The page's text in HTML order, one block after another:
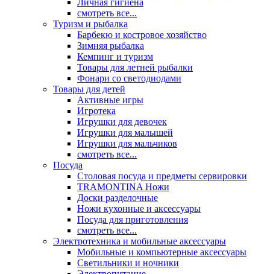
Личная гигиена
смотреть все...
Туризм и рыбалка
Барбекю и костровое хозяйство
Зимняя рыбалка
Кемпинг и туризм
Товары для летней рыбалки
Фонари со светодиодами
Товары для детей
Активные игры
Игротека
Игрушки для девочек
Игрушки для малышей
Игрушки для мальчиков
смотреть все...
Посуда
Столовая посуда и предметы сервировки
TRAMONTINA Ножи
Доски разделочные
Ножи кухонные и аксессуары
Посуда для приготовления
смотреть все...
Электротехника и мобильные аксессуары
Мобильные и компьютерные аксессуары
Светильники и ночники